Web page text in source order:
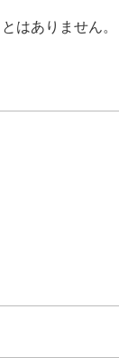
はありません。